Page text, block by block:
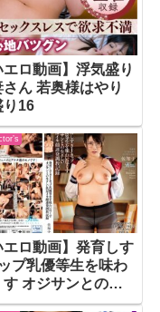
エロ動画】浮気盛り
ん 若奥様はやり
り16
エロ動画】発育しす
プ乳優等生を味わ
す オジサンとの
い乳房イキ顔連発調